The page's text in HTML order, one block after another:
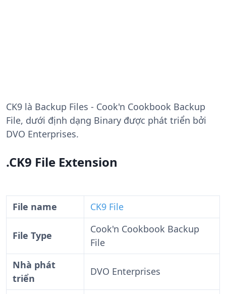
CK9 là Backup Files - Cook'n Cookbook Backup
File, dưới định dạng Binary được phát triển bởi
DVO Enterprises.
.CK9 File Extension
File name CK9 File
File Type
Cook'n Cookbook Backup
File
Nhà phát
triển
DVO Enterprises